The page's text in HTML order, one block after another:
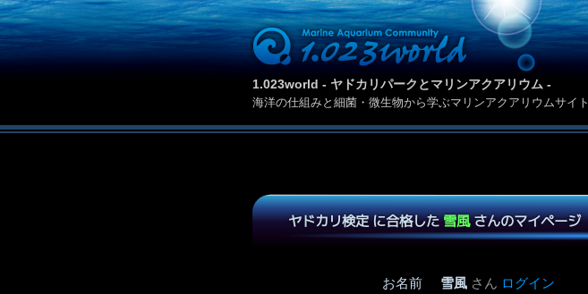
1.023world - ヤドカリパークとマリンアクアリウム -
海洋の仕組みと細菌・微生物から学ぶマリンアクアリウムサイト
ヤドカリ検定 に合格した雪風さんのマイページ
お名前 雪風 さん ログイン